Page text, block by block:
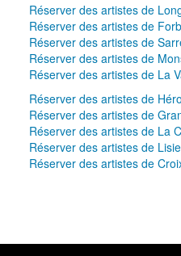
Réserver des artistes de
Réserver des artistes de
Réserver des artistes de
Réserver des artistes de
Réserver des artistes de La
Réserver des artistes de
Réserver des artistes de
Réserver des artistes de La
Réserver des artistes de
Réserver des artistes de